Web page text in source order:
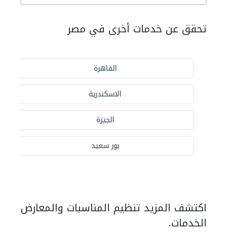
تحقق عن خدمات أخرى في مصر
القاهرة
الاسكندرية
الجيزة
بور سعيد
اكتشف المزيد تنظيم المناسبات والمعارض
الخدمات.